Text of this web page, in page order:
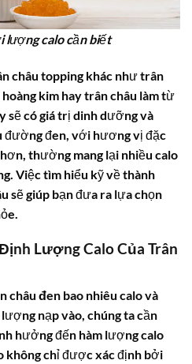
lượng calo cần biết
châu topping khác như trân
kim hay trân châu làm từ
sẽ có giá trị dinh dưỡng và
đường đen, với hương vị đặc
thường mang lại nhiều calo
Việc tìm hiểu kỹ về thành
sẽ giúp bạn đưa ra lựa chọn
Lượng Calo Của Trân
châu đen bao nhiêu calovà
nạp vào, chúng ta cần
hưởng đến hàm lượng calo
không chỉ được xác định bởi